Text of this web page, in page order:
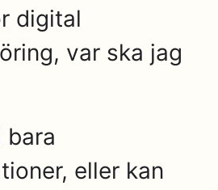
digital
var ska jag
bara
eller kan